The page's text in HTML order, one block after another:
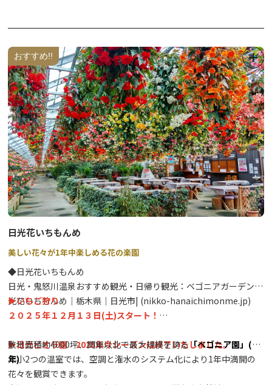
える記念の木で、樹齢は300～350年と推定され、優美な御用邸建
築の美しさに、自然観を添え、花時には際立った彩りを与えていま
す。建物は国の重要文化財に指定され、当時の建築様式や皇室文化
を垣間見ることができます。季節ごとの催しや、研修等での施設利
用(有料)もできますので、ご利用ください。
おすすめ!!
日光花いちもんめ
美しい花々が1年中楽しめる花の楽園
◆日光花いちもんめ
日光・鬼怒川温泉おすすめ観光・日帰り観光：ベゴニアガーデン日
光花いちもんめ｜栃木県｜日光市| (nikko-hanaichimonme.jp)
▶いちご狩り
２０２５年１２月１３日(土)スタート！
▶日光ビオラ園 2025年今シーズンは終了いたしました。
敷地面積約4000坪、関東以北で最大規模を誇る 「ベゴニア園」(通
年)
大小2つの温室では、空調と潅水のシステム化により1年中満開の
花々を観賞できます。